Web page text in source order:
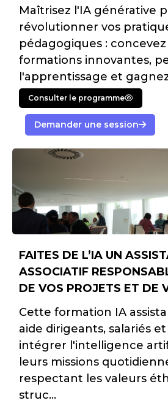
Maîtrisez l'IA générative
révolutionner vos
pédagogiques : concevez
formations innovantes,
l'apprentissage et
Consulter le programme
Demander une session
FAITES DE L’IA UN
ASSOCIATIF
DE VOS PROJETS ET DE
Cette formation IA
aide dirigeants, salariés
intégrer l'intelligence
leurs missions
respectant les valeurs
struc...